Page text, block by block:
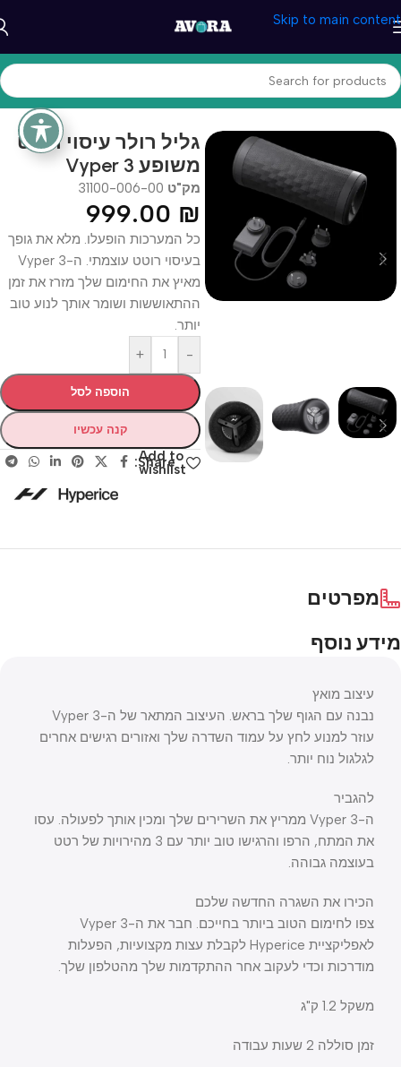
Skip to main content
עמוד הבית/בריאות ונוחות/מכשירי עיסוי
גליל רולר עיסוי רוטט
משופע Vyper 3
מק"ט 31100-006-00
999.00 ₪
כל המערכות הופעלו. מלא את גופך
בעיסוי רוטט עוצמתי. ה-Vyper 3
מאיץ את החימום שלך מזרז את זמן
ההתאוששות ושומר אותך לנוע טוב
יותר.
-
+
הוספה לסל
קנה עכשיו
Add to
wishlist
Share:
מפרטים
מידע נוסף
עיצוב מואץ
נבנה עם הגוף שלך בראש. העיצוב המתאר של ה-Vyper 3
עוזר למנוע לחץ על עמוד השדרה שלך ואזורים רגישים אחרים
לגלגול נוח יותר.
להגביר
ה-Vyper 3 ממריץ את השרירים שלך ומכין אותך לפעולה. עסו
את המתח, הרפו והרגישו טוב יותר עם 3 מהירויות של רטט
בעוצמה גבוהה.
הכירו את השגרה החדשה שלכם
צפו לחימום הטוב ביותר בחייכם. חבר את ה-Vyper 3
לאפליקציית Hyperice לקבלת עצות מקצועיות, הפעלות
מודרכות וכדי לעקוב אחר ההתקדמות שלך מהטלפון שלך.
משקל 1.2 ק"ג
זמן סוללה 2 שעות עבודה